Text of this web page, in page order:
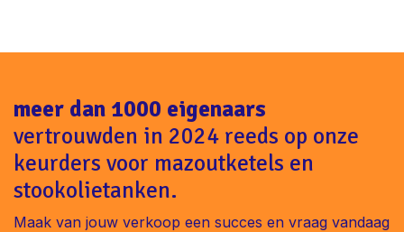
meer dan 1000 eigenaars
vertrouwden in 2024 reeds op onze
keurders voor mazoutketels en
stookolietanken.
Maak van jouw verkoop een succes en vraag vandaag